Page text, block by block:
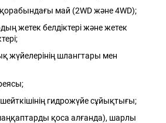
май (2WD және 4WD);
жетек белдіктері және жетек
жүйелерінің шлангтары мен
гидрожүйе сұйықтығы;
қоса алғанда), шарлы